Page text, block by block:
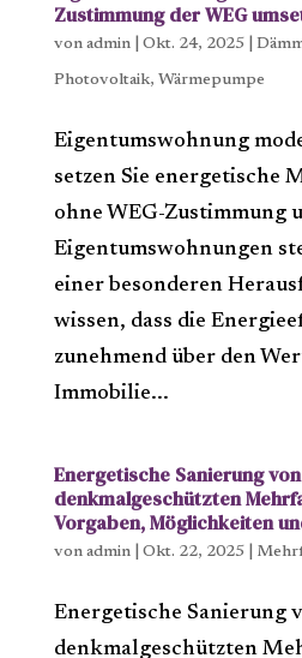
Zustimmung der WEG
von admin| Okt. 24, 2025|
Photovoltaik, Wärmepumpe
Eigentumswohnung
setzen Sie energetische
ohne WEG-Zustimmung
Eigentumswohnungen
einer besonderen
wissen, dass die
zunehmend über den
Immobilie...
Energetische Sanierung von
denkmalgeschützten
Vorgaben, Möglichkeiten
von admin| Okt. 22, 2025|
Energetische Sanierung
denkmalgeschützten